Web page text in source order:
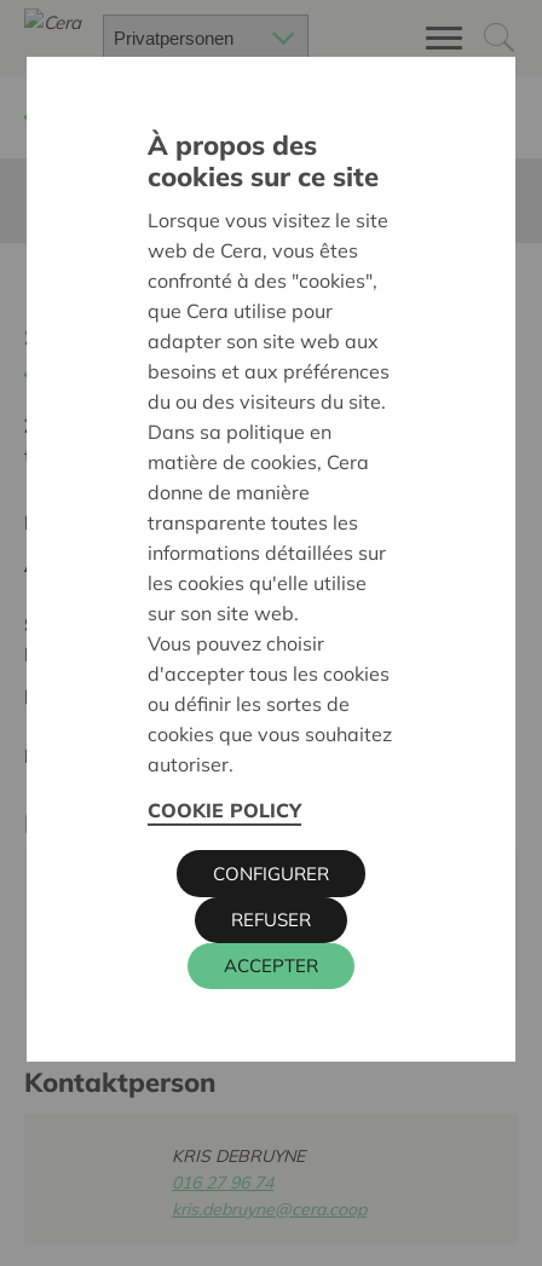
Investering
slagwerkmateriaal
Ziel:
Des quartiers chaleureux et bienveillants pour
tous
Regionales Projekt
Anfangsdatum:28/02/2024
Stand :
Complete
Mechelen - Klein-Brabant
Datum:
28/02/2024
Entscheidung:Approved
Partner
BRASSBAND WILLEBROEK, KERKSTRAAT 2 A, 2830
www.brassbandwillebroek.be/
Kontaktperson
KRIS DEBRUYNE
016 27 96 74
kris.debruyne@cera.coop
À propos des
cookies sur ce site
Lorsque vous visitez le site
web de Cera, vous êtes
confronté à des "cookies",
que Cera utilise pour
adapter son site web aux
besoins et aux préférences
du ou des visiteurs du site.
Dans sa politique en
matière de cookies, Cera
donne de manière
transparente toutes les
informations détaillées sur
les cookies qu'elle utilise
sur son site web.
Vous pouvez choisir
d'accepter tous les cookies
ou définir les sortes de
cookies que vous souhaitez
autoriser.
COOKIE POLICY
ACCEPTER
REFUSER
CONFIGURER